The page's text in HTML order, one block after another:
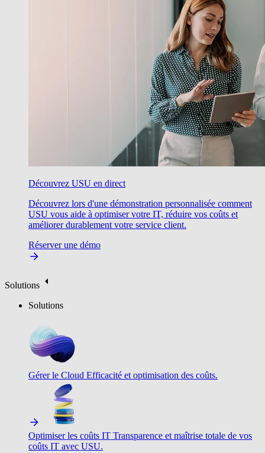
Découvrez USU en direct
Découvrez lors d'une démonstration personnalisée comment
USU vous aide à optimiser votre IT, réduire vos coûts et
améliorer durablement votre service client.
Réserver une démo
Solutions
Solutions
Gérer le Cloud Efficacité et optimisation des coûts.
Optimiser les coûts IT Transparence et maîtrise totale de vos
coûts IT avec USU.